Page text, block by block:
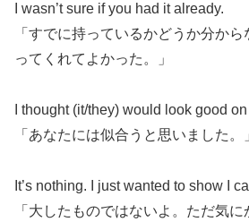
I wasn’t sure if you had it already.
「すでに持っているかどうか分か
ってくれてよかった。」
I thought (it/they) would look good
「あなたには似合うと思いました。
It’s nothing. I just wanted to show I
「大したものではないよ。ただ気